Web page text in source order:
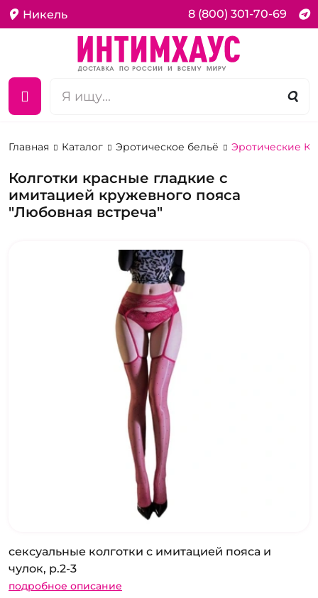
Никель 8 (800) 301-70-69
Главная Каталог Эротическое бельё Эротические
Колготки красные гладкие с
имитацией кружевного пояса
"Любовная встреча"
сексуальные колготки с имитацией пояса и
чулок, р.2-3
подробное описание